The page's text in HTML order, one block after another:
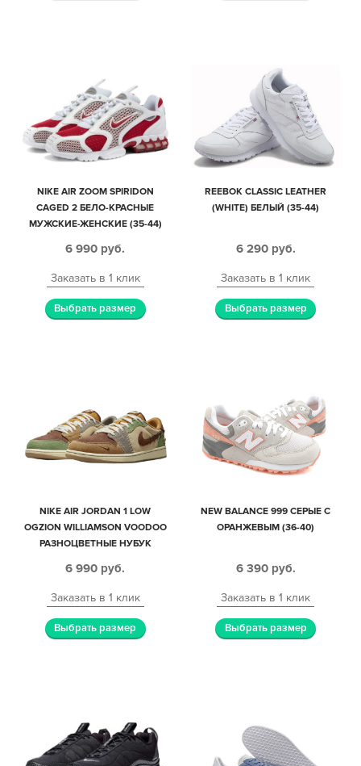
NIKE AIR ZOOM SPIRIDON
CAGED 2 БЕЛО-КРАСНЫЕ
МУЖСКИЕ-ЖЕНСКИЕ (35-44)
6 990 руб.
Заказать в 1 клик
Выбрать размер
REEBOK CLASSIC LEATHER
(WHITE) БЕЛЫЙ (35-44)
6 290 руб.
Заказать в 1 клик
Выбрать размер
NIKE AIR JORDAN 1 LOW
OGZION WILLIAMSON VOODOO
РАЗНОЦВЕТНЫЕ НУБУК
6 990 руб.
Заказать в 1 клик
Выбрать размер
NEW BALANCE 999 СЕРЫЕ С
ОРАНЖЕВЫМ (36-40)
6 390 руб.
Заказать в 1 клик
Выбрать размер